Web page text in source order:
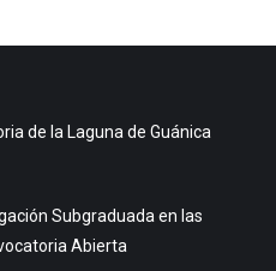
de la Laguna de Guánica
Subgraduada en las
Abierta